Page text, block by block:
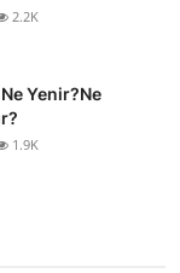
2.2K
Yenir?Ne
1.9K